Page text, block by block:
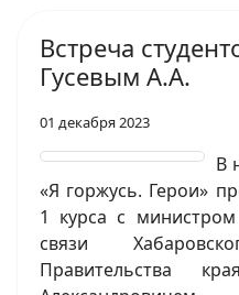
Встреча
Гусевым А.А.
01 декабря 2023
В
«Я горжусь. Герои»
1 курса с
связи
Правительства